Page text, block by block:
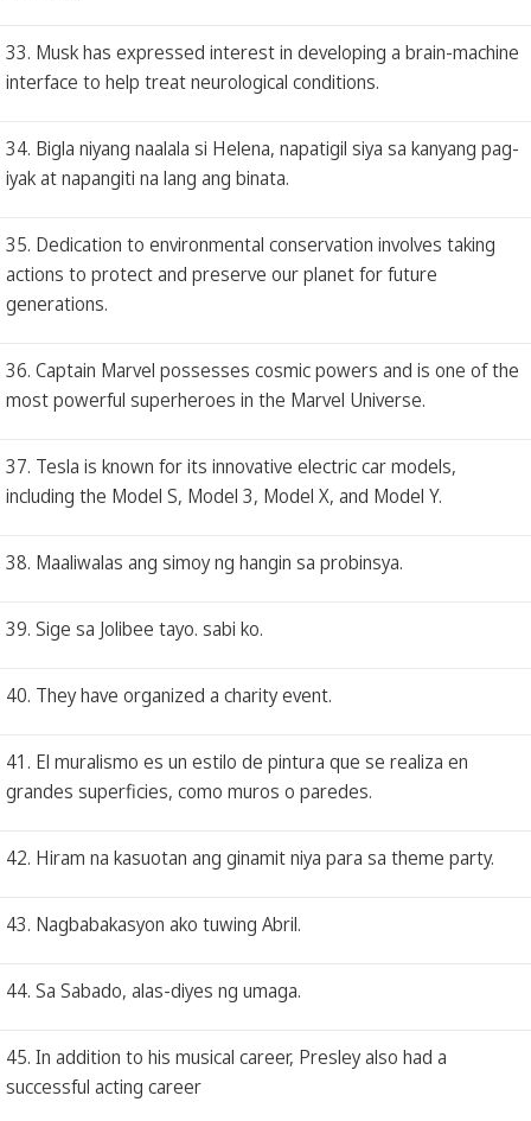
33. Musk has expressed interest in developing a brain-machine
interface to help treat neurological conditions.
34. Bigla niyang naalala si Helena, napatigil siya sa kanyang pag-
iyak at napangiti na lang ang binata.
35. Dedication to environmental conservation involves taking
actions to protect and preserve our planet for future
generations.
36. Captain Marvel possesses cosmic powers and is one of the
most powerful superheroes in the Marvel Universe.
37. Tesla is known for its innovative electric car models,
including the Model S, Model 3, Model X, and Model Y.
38. Maaliwalas ang simoy ng hangin sa probinsya.
39. Sige sa Jolibee tayo. sabi ko.
40. They have organized a charity event.
41. El muralismo es un estilo de pintura que se realiza en
grandes superficies, como muros o paredes.
42. Hiram na kasuotan ang ginamit niya para sa theme party.
43. Nagbabakasyon ako tuwing Abril.
44. Sa Sabado, alas-diyes ng umaga.
45. In addition to his musical career, Presley also had a
successful acting career